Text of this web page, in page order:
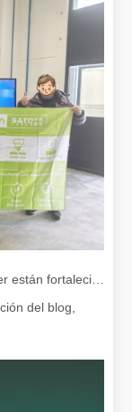
del blog,